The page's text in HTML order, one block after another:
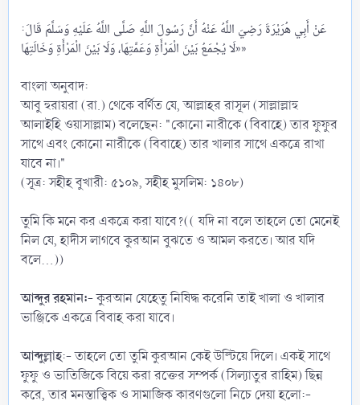
«لَا يُجْمَعُ بَيْنَ الْمَرْأَةِ وَعَمَّتِهَا، وَلَا بَيْنَ الْمَرْأَةِ وَخَالَتِهَا»
‎বাংলা অনুবাদ:
‎আবু হুরায়রা (রা.) থেকে বর্ণিত যে, আল্লাহর রাসূল (সাল্লাল্লাহু
আলাইহি ওয়াসাল্লাম) বলেছেন: "কোনো নারীকে (বিবাহে) তার ফুফুর
সাথে এবং কোনো নারীকে (বিবাহে) তার খালার সাথে একত্রে রাখা
যাবে না।"
‎(সূত্র: সহীহ বুখারী: ৫১০৯, সহীহ মুসলিম: ১৪০৮)
‎তুমি কি মনে কর একত্রে করা যাবে?(( যদি না বলে তাহলে তো মেনেই
নিল যে, হাদীস লাগবে কুরআন বুঝতে ও আমল করতে। আর যদি
বলে...))
‎আব্দুর রহমান:- কুরআন যেহেতু নিষিদ্ধ করেনি তাই খালা ও খালার
ভাঞ্জিকে একত্রে বিবাহ করা যাবে।
‎আব্দুল্লাহ:- তাহলে তো তুমি কুরআন কেই উল্টিয়ে দিলে। একই সাথে
ফুফু ও ভাতিজিকে বিয়ে করা রক্তের সম্পর্ক (সিল্যাতুর রাহিম) ছিন্ন
করে, তার মনস্তাত্ত্বিক ও সামাজিক কারণগুলো নিচে দেয়া হলো:-